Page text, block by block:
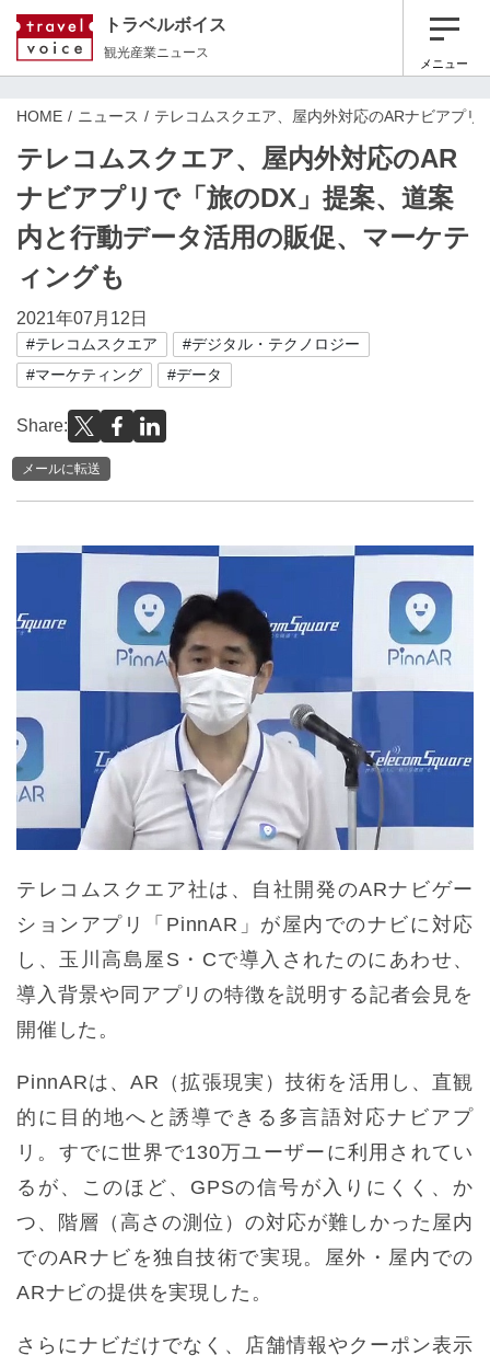
トラベルボイス
観光産業ニュース
メニュー
HOME ニュース テレコムスクエア、屋内外対応のARナビアプ
テレコムスクエア、屋内外対応のAR
ナビアプリで「旅のDX」提案、道案
内と行動データ活用の販促、マーケテ
ィングも
2021年07月12日
#テレコムスクエア
#デジタル・テクノロジー
#マーケティング
#データ
Share:
メールに転送
テレコムスクエア社は、自社開発のARナビゲー
ションアプリ「PinnAR」が屋内でのナビに対応
し、玉川高島屋S・Cで導入されたのにあわせ、
導入背景や同アプリの特徴を説明する記者会見を
開催した。
PinnARは、AR（拡張現実）技術を活用し、直観
的に目的地へと誘導できる多言語対応ナビアプ
リ。すでに世界で130万ユーザーに利用されてい
るが、このほど、GPSの信号が入りにくく、か
つ、階層（高さの測位）の対応が難しかった屋内
でのARナビを独自技術で実現。屋外・屋内での
ARナビの提供を実現した。
さらにナビだけでなく、店舗情報やクーポン表示